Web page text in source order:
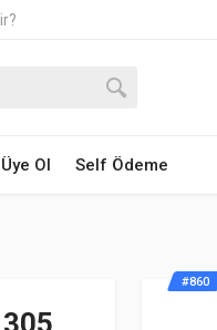
Ol Self Ödeme
#860